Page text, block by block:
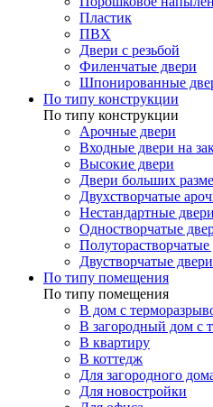
Пластик
ПВХ
Двери с резьбой
Филенчатые двери
Шпонированные
По типу конструкции
По типу конструкции
Арочные двери
Входные двери на
Высокие двери
Двери больших
Двухстворчатые
Нестандартные
Одностворчатые
Полуторастворчатые
Двустворчатые двери
По типу помещения
По типу помещения
В дом с
В загородный дом с
В квартиру
В коттедж
Для загородного
Для новостройки